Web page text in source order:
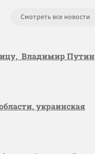
Смотреть все новости
Владимир Путин
украинская